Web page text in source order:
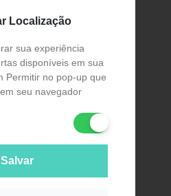
Localização
sua experiência
disponíveis em sua
Permitir no pop-up que
seu navegador
Salvar